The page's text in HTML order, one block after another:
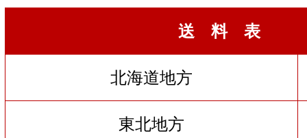
送 料 表
北海道地方
東北地方